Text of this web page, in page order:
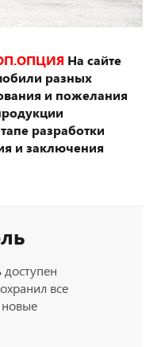
На сайте
разных
и пожелания
разработки
и заключения
все